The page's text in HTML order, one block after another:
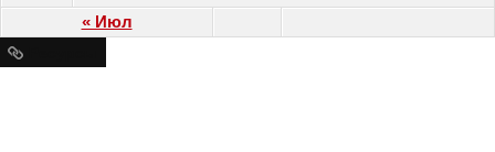
« Июл